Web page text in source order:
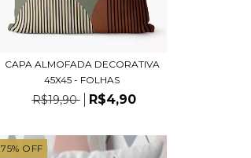
CAPA ALMOFADA DECORATIVA
45X45 - FOLHAS
R$19,90 R$4,90
75% OFF